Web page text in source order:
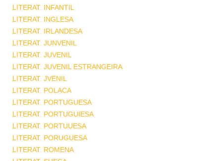
LITERAT. INFANTIL
LITERAT. INGLESA
LITERAT. IRLANDESA
LITERAT. JUNVENIL
LITERAT. JUVENIL
LITERAT. JUVENIL ESTRANGEIRA
LITERAT. JVENIL
LITERAT. POLACA
LITERAT. PORTUGUESA
LITERAT. PORTUGUIESA
LITERAT. PORTUUESA
LITERAT. PORUGUESA
LITERAT. ROMENA